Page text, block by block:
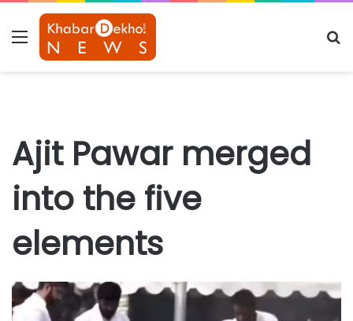
Menu
Ajit Pawar merged
into the five
elements